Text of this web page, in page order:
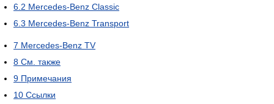
6.2 Mercedes-Benz Classic
6.3 Mercedes-Benz Transport
7 Mercedes-Benz TV
8 См. также
9 Примечания
10 Ссылки